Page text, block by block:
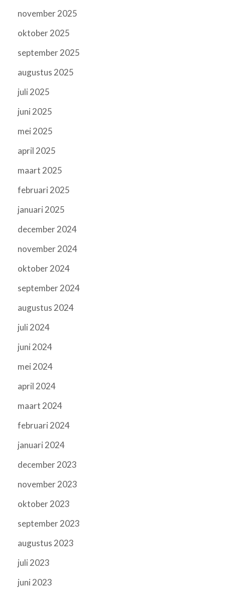
november 2025
oktober 2025
september 2025
augustus 2025
juli 2025
juni 2025
mei 2025
april 2025
maart 2025
februari 2025
januari 2025
december 2024
november 2024
oktober 2024
september 2024
augustus 2024
juli 2024
juni 2024
mei 2024
april 2024
maart 2024
februari 2024
januari 2024
december 2023
november 2023
oktober 2023
september 2023
augustus 2023
juli 2023
juni 2023